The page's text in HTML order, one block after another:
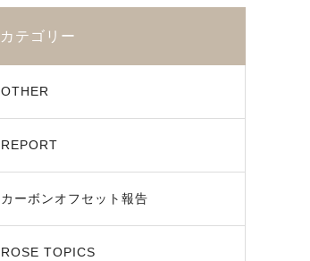
カテゴリー
OTHER
REPORT
カーボンオフセット報告
ROSE TOPICS